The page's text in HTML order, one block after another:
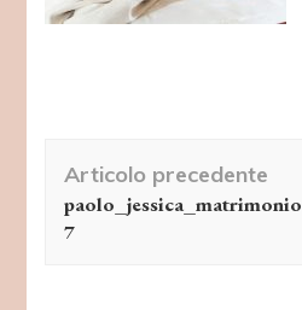
articolo
Articolo precedente
paolo_jessica_matrimonio
7